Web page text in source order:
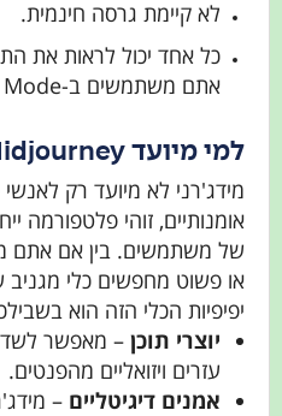
לא קיימת גרסה חינמית.
כל אחד יכול לראות את
אתם משתמשים ב-Stealth Mode.
למי מיועד Midjourney?
מידג'רני לא מיועד רק לאנשי
אומנותיים, זוהי פלטפורמה
של משתמשים. בין אם אתם
או פשוט מחפשים כלי מגניב
יפיפיות הכלי הזה הוא
יוצרי תוכן – מאפשר
עזרים ויזואליים מהפנטים.
אמנים דיגיטליים –